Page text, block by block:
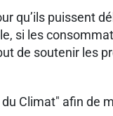
qu’ils puissent
si les
de soutenir les
Climat" afin de